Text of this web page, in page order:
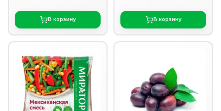
В корзину В корзину